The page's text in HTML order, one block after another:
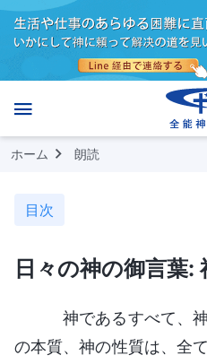
ホーム 朗読
目次
日々の神の御言葉:
神であるすべて、
の本質、神の性質は、全